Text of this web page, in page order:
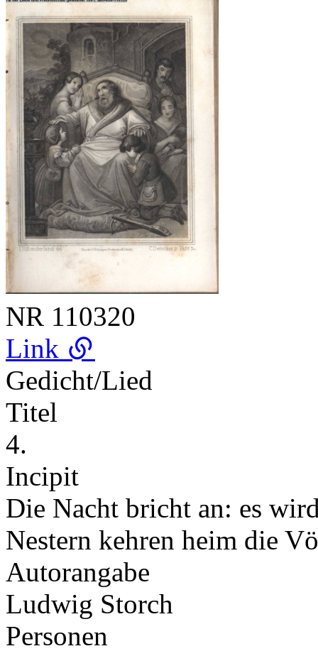
NR 110320
Link
Gedicht/Lied
Titel
4.
Incipit
Die Nacht bricht an: es
Nestern kehren heim die
Autorangabe
Ludwig Storch
Personen